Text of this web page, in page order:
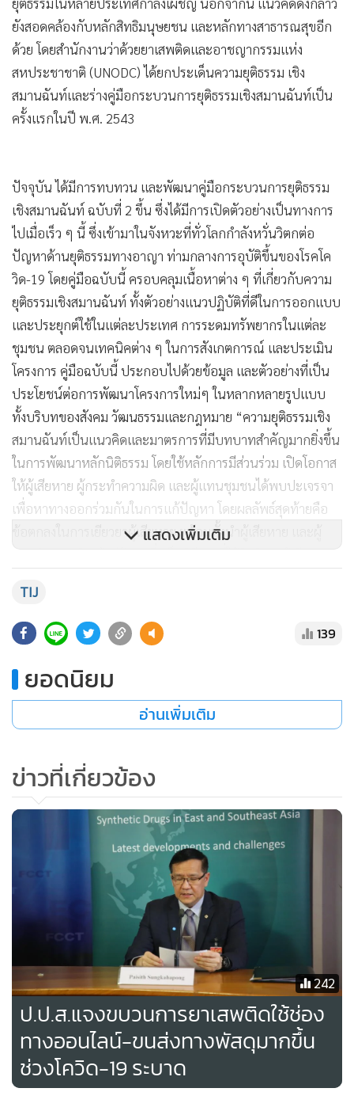
ยุติธรรมในหลายประเทศกำลังเผชิญ นอกจากนี้ แนวคิดดังกล่าว
ยังสอดคล้องกับหลักสิทธิมนุษยชน และหลักทางสาธารณสุขอีก
ด้วย โดยสำนักงานว่าด้วยยาเสพติดและอาชญากรรมแห่ง
สหประชาชาติ (UNODC) ได้ยกประเด็นความยุติธรรม เชิง
สมานฉันท์และร่างคู่มือกระบวนการยุติธรรมเชิงสมานฉันท์เป็น
ครั้งแรกในปี พ.ศ. 2543
ปัจจุบัน ได้มีการทบทวน และพัฒนาคู่มือกระบวนการยุติธรรม
เชิงสมานฉันท์ ฉบับที่ 2 ขึ้น ซึ่งได้มีการเปิดตัวอย่างเป็นทางการ
ไปเมื่อเร็ว ๆ นี้ ซึ่งเข้ามาในจังหวะที่ทั่วโลกกำลังหวั่นวิตกต่อ
ปัญหาด้านยุติธรรมทางอาญา ท่ามกลางการอุบัติขึ้นของโรคโค
วิด-19 โดยคู่มือฉบับนี้ ครอบคลุมเนื้อหาต่าง ๆ ที่เกี่ยวกับความ
ยุติธรรมเชิงสมานฉันท์ ทั้งตัวอย่างแนวปฏิบัติที่ดีในการออกแบบ
และประยุกต์ใช้ในแต่ละประเทศ การระดมทรัพยากรในแต่ละ
ชุมชน ตลอดจนเทคนิคต่าง ๆ ในการสังเกตการณ์ และประเมิน
โครงการ คู่มือฉบับนี้ ประกอบไปด้วยข้อมูล และตัวอย่างที่เป็น
ประโยชน์ต่อการพัฒนาโครงการใหม่ๆ ในหลากหลายรูปแบบ
ทั้งบริบทของสังคม วัฒนธรรมและกฎหมาย “ความยุติธรรมเชิง
สมานฉันท์เป็นแนวคิดและมาตรการที่มีบทบาทสำคัญมากยิ่งขึ้น
ในการพัฒนาหลักนิติธรรม โดยใช้หลักการมีส่วนร่วม เปิดโอกาส
ให้ผู้เสียหาย ผู้กระทำความผิด และผู้แทนชุมชนได้พบปะเจรจา
เพื่อหาทางออกร่วมกันในการแก้ปัญหา โดยผลลัพธ์สุดท้ายคือ
ข้อตกลงในการเยียวยาผู้เสียหาย พร้อมทั้งนำผู้เสียหาย และผู้
กระทำความผิดเข้าสู่สังคม ซึ่งเป็นวิธีการที่ใช้สิทธิของผู้เสียหาย
อาญา นอกจากนี้ ยังเป็นการตอกย้ำความสัมพันธ์ระหว่างหลัก
นิติธรรม และการพัฒนาที่ยั่งยืนอีกด้วย" ศาสตราจารย์พิเศษ ดร.
กิตติพงษ์ กล่าว
นางสาวจีเอลีเจ้าหน้าที่ด้านป้องกันอาชญากรรม และยุติธรรม
ทางอาญา แห่ง UNODC กล่าวว่า คู่มือยุติธรรมเชิงสมานฉันท์
ก้าวหน้าของการนำวิธีคิดดังกล่าวไปใช้ในการประเทศต่าง ๆ ทั่ว
โลก รวมถึงแนวทางในการตอบสนองกับคดีอุกฉกรรจ์ เช่น ความ
รุนแรงในชีวิตคู่ และความรุนแรงทางเพศ ซึ่งเป็นความกังวลใน
การนำหลักยุติธรรมเชิงสมานฉันท์ไปผนวกใช้เข้ากับยุติธรรม
กระแสหลัก นอกจากนี้ คู่มือฉบับปรับปรุงยังได้ระบุถึงปัจจัยแห่ง
ความสำเร็จในการประยุกต์ใช้หลักยุติธรรมเชิงสมานฉันท์ หน้าที่
ของแต่ละฝ่ายที่เกี่ยวข้องกับกระบวนการ ได้แก่ ผู้เสียหาย ผู้
กระทำความผิด ผู้แทนชุมชน และตัวกลางไกล่เกลี่ย
16 ปีแห่งหลักยุติธรรมเชิงสมานฉันท์คืบหน้า “ช้า”
นายอีวอง ดันดูรันที่ปรึกษาในการร่างคู่มือความยุติธรรม
สมานฉันท์ และนักวิจัยอาวุโสจากศูนย์ปฏิรูปกฎหมายอาญาและ
นโยบายยุติธรรมทางอาญาระหว่างประเทศ (ICCRL) กล่าวว่า 16
ปีที่ผ่านมา ที่มีการส่งเสริมหลักยุติธรรมเชิงสมานฉันท์ มีหลาย
ประเทศที่นำไปประยุกต์ใช้ในระดับประเทศ ไม่เพียงใช้ในคดีเด็ก
แสดงเพิ่มเติม
TIJ
139
ยอดนิยม
อ่านเพิ่มเติม
ข่าวที่เกี่ยวข้อง
242
ป.ป.ส.แจงขบวนการยาเสพติดใช้ช่อง
ทางออนไลน์-ขนส่งทางพัสดุมากขึ้น
ช่วงโควิด-19 ระบาด